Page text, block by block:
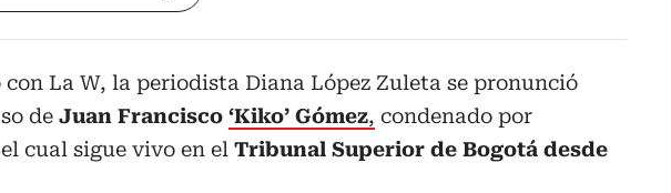
con La W, la periodista Diana López Zuleta se pronunció
de Juan Francisco ‘Kiko’ Gómez, condenado por
cual sigue vivo en el Tribunal Superior de Bogotá desde